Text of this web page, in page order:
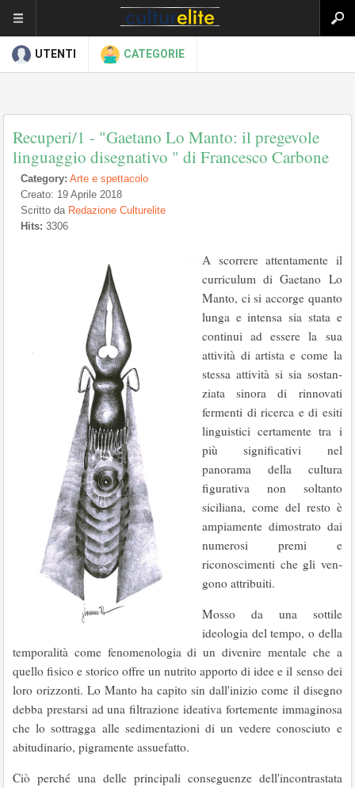
UTENTI CATEGORIE
Recuperi/1 - "Gaetano Lo Manto: il pregevole
linguaggio disegnativo " di Francesco Carbone
Category: Arte e spettacolo
Creato: 19 Aprile 2018
Scritto da Redazione Culturelite
Hits: 3306
A scorrere attentamente il
curriculum di Gaetano Lo
Manto, ci si accorge quanto
lunga e intensa sia stata e
continui ad essere la sua
atti­vità di artista e come la
stessa attività si sia sostan­
ziata sinora di rinnovati
fermenti di ricerca e di esiti
linguistici certamente tra i
più significativi nel
panorama della cultura
figurativa non soltanto
siciliana, come del resto è
ampiamente dimostrato dai
numerosi premi e
riconoscimenti che gli ven­
gono attribuiti.
Mosso da una sottile
ideologia del tempo, o della
temporalità come fenomenologia di un dive­nire mentale che a
quello fisico e storico offre un nutrito apporto di idee e il senso dei
loro orizzon­ti. Lo Manto ha capito sin dall'inizio come il dise­gno
debba prestarsi ad una filtrazione ideativa fortemente immaginosa
che lo sottragga alle sedi­mentazioni di un vedere conosciuto e
abitudina­rio, pigramente assuefatto.
Ciò perché una delle principali conseguenze dell'incontrastata